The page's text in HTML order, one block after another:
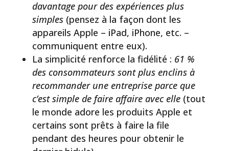
davantage pour des expériences plus
simples(pensez à la façon dont les
appareils Apple – iPad, iPhone, etc. –
communiquent entre eux).
La simplicité renforce la fidélité : 61 %
des consommateurs sont plus enclins à
recommander une entreprise parce que
c’est simple de faire affaire avec elle(tout
le monde adore les produits Apple et
certains sont prêts à faire la file
pendant des heures pour obtenir le